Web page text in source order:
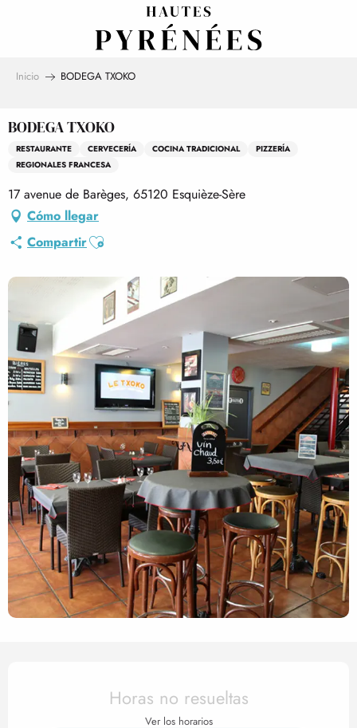
Inicio BODEGA TXOKO
BODEGA TXOKO
RESTAURANTE CERVECERÍA COCINA TRADICIONAL
PIZZERÍA
REGIONALES FRANCESA
17 avenue de Barèges, 65120 Esquièze-Sère
Cómo llegar
CompartirAjouter aux favoris
Horarios y datos de
Horas no resueltas
Ver los horarios